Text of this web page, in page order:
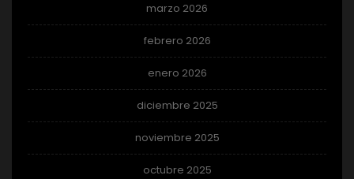
marzo 2026
febrero 2026
enero 2026
diciembre 2025
noviembre 2025
octubre 2025